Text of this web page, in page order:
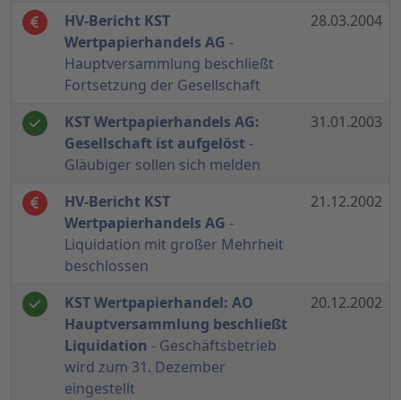
HV-Bericht KST
Wertpapierhandels AG -
Hauptversammlung beschließt
Fortsetzung der Gesellschaft
28.03.2004
KST Wertpapierhandels AG:
Gesellschaft ist aufgelöst -
Gläubiger sollen sich melden
31.01.2003
HV-Bericht KST
Wertpapierhandels AG -
Liquidation mit großer Mehrheit
beschlossen
21.12.2002
KST Wertpapierhandel: AO
Hauptversammlung beschließt
Liquidation - Geschäftsbetrieb
wird zum 31. Dezember
eingestellt
20.12.2002